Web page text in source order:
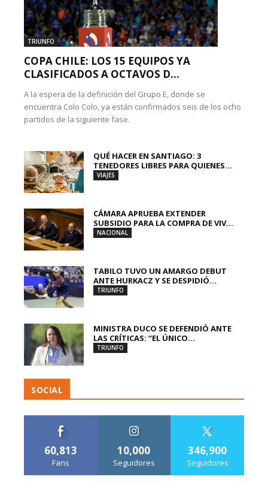
TRIUNFO
COPA CHILE: LOS 15 EQUIPOS YA
CLASIFICADOS A OCTAVOS D...
A la espera de la definición del Grupo E, donde se
encuentra Colo Colo, ya están confirmados seis de los ocho
partidos de la siguiente fase.
QUÉ HACER EN SANTIAGO: 3
TENEDORES LIBRES PARA QUIENES...
VIAJES
CÁMARA APRUEBA EXTENDER
SUBSIDIO PARA LA COMPRA DE VIV...
NACIONAL
TABILO TUVO UN AMARGO DEBUT
ANTE HURKACZ Y SE DESPIDIÓ...
TRIUNFO
MINISTRA DUCO SE DEFENDIÓ ANTE
LAS CRÍTICAS: “EL ÚNICO...
TRIUNFO
SOCIAL
60,813
Fans
10,000
Seguidores
346,900
Seguidores